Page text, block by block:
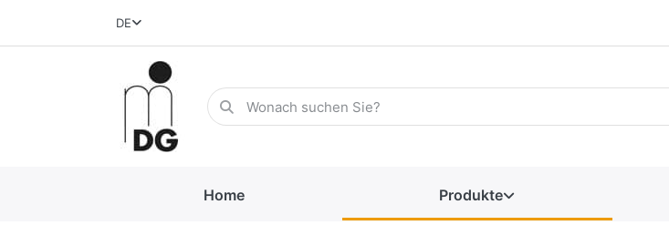
DE
Home Produkte